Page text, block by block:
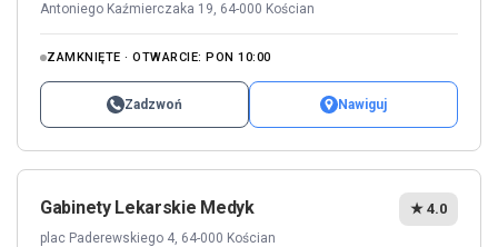
Antoniego Kaźmierczaka 19, 64-000 Kościan
ZAMKNIĘTE · OTWARCIE: PON 10:00
Zadzwoń Nawiguj
Gabinety Lekarskie Medyk
plac Paderewskiego 4, 64-000 Kościan
★ 4.0